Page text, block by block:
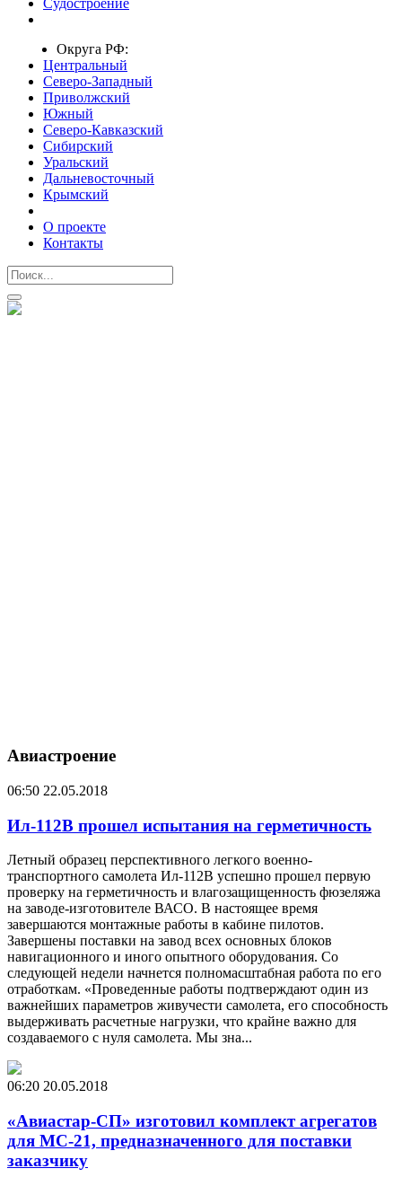
Округа РФ:
Центральный
Северо-Западный
Приволжский
Южный
Северо-Кавказский
Сибирский
Уральский
Дальневосточный
Крымский
О проекте
Контакты
Авиастроение
06:50 22.05.2018
Ил-112В прошел испытания на герметичность
Летный образец перспективного легкого военно-
транспортного самолета Ил-112В успешно прошел первую
проверку на герметичность и влагозащищенность фюзеляжа
на заводе-изготовителе ВАСО. В настоящее время
завершаются монтажные работы в кабине пилотов.
Завершены поставки на завод всех основных блоков
навигационного и иного опытного оборудования. Со
следующей недели начнется полномасштабная работа по его
отработкам. «Проведенные работы подтверждают один из
важнейших параметров живучести самолета, его способность
выдерживать расчетные нагрузки, что крайне важно для
создаваемого с нуля самолета. Мы зна...
06:20 20.05.2018
«Авиастар-СП» изготовил комплект агрегатов
для МС-21, предназначенного для поставки
заказчику